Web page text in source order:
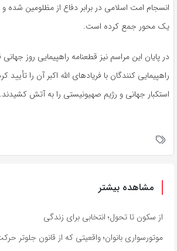
انسجام امت اسلامی در برابر دفاع از مظلومین شده
یک محور جمع کرده است.
در پایان این مراسم نیز قطعنامه راهپیمایی روز
راهپیمایی کنندگان با فریادهای الله اکبر آن را
استکبار جهانی و رژیم صهیونیستی را به آتش کشیدند.
مشاهده بیشتر
از سکون تا تحول؛ انتخابی برای زندگی
موتورسواری بانوان؛ واقعیتی که از قانون جلوتر